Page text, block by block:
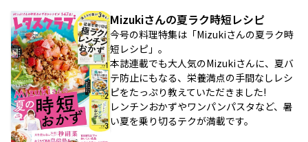
Mizukiさんの夏ラク時短レシピ
今号の料理特集は「Mizukiさんの夏ラク時
短レシピ」。
本誌連載でも大人気のMizukiさんに、夏バ
テ防止にもなる、栄養満点の手間なしレシ
ピをたっぷり教えていただきました!
レンチンおかずやワンパンパスタなど、暑
い夏を乗り切るテクが満載です。